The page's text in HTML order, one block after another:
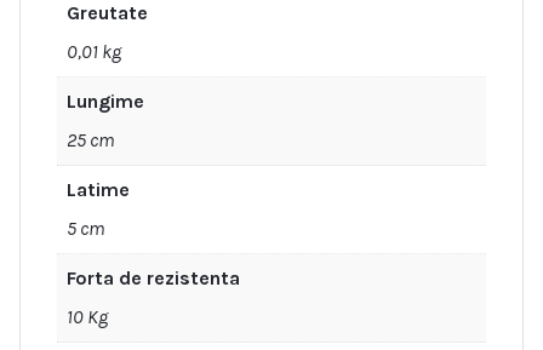
Greutate
0,01 kg
Lungime
25 cm
Latime
5 cm
Forta de rezistenta
10 Kg